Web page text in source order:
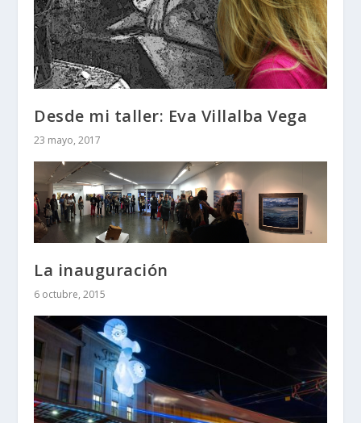
Desde mi taller: Eva Villalba Vega
23 mayo, 2017
La inauguración
6 octubre, 2015